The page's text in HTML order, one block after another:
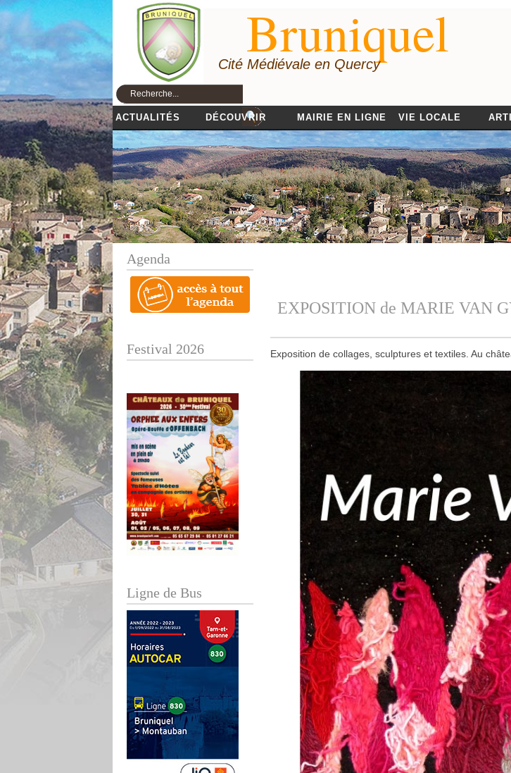
Bruniquel
Cité Médiévale en Quercy
ACTUALITÉS DÉCOUVRIR MAIRIE EN LIGNE VIE LOCALE
Agenda
Festival 2026
Ligne de Bus
EXPOSITION de MARIE VAN
Exposition de collages, sculptures et textiles. Au